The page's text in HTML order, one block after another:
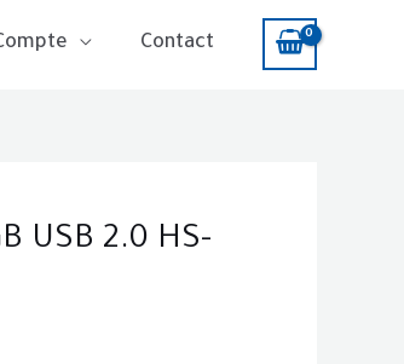
Contact
USB 2.0 HS-